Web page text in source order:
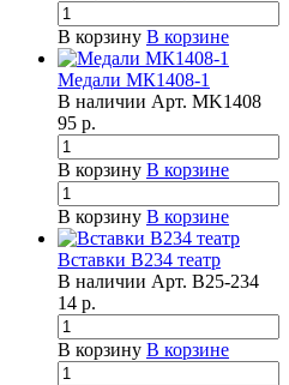
В корзину В корзине
Медали МК1408-1
В наличии Арт. MK1408
95 р.
В корзину В корзине
В корзину В корзине
Вставки B234 театр
В наличии Арт. B25-234
14 р.
В корзину В корзине